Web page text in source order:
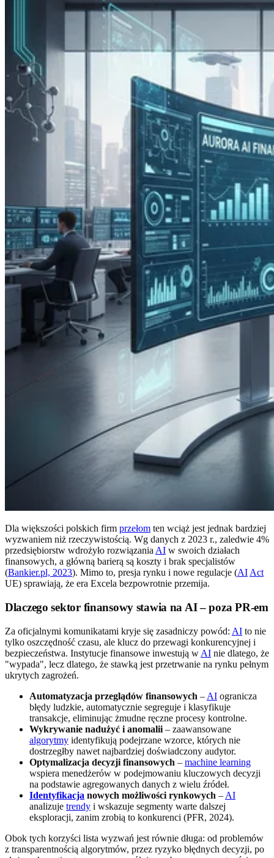
Dla większości polskich firm przełom ten wciąż jest jednak bardziej
wyzwaniem niż rzeczywistością. Wg danych z 2023 r., zaledwie 4%
przedsiębiorstw wdrożyło rozwiązania AI w swoich działach
finansowych, a główną barierą są koszty i brak specjalistów
(Bankier.pl, 2023). Mimo to, presja rynku i nowe regulacje (AI Act
UE) sprawiają, że era Excela bezpowrotnie przemija.
Dlaczego sektor finansowy stawia na AI – poza PR-em
Za oficjalnymi komunikatami kryje się zasadniczy powód: AI to nie
tylko oszczędność czasu, ale klucz do przewagi konkurencyjnej i
bezpieczeństwa. Instytucje finansowe inwestują w AI nie dlatego, że
"wypada", lecz dlatego, że stawką jest przetrwanie na rynku pełnym
ukrytych zagrożeń.
Automatyzacja przeglądów finansowych – AI ogranicza
błędy ludzkie, automatycznie segreguje i klasyfikuje
transakcje, eliminując żmudne ręczne procesy kontrolne.
Wykrywanie nadużyć i anomalii – zaawansowane
algorytmy identyfikują podejrzane wzorce, których nie
dostrzegłby nawet najbardziej doświadczony audytor.
Optymalizacja decyzji finansowych – machine learning
wspiera menedżerów w podejmowaniu kluczowych decyzji
na podstawie agregowanych danych z wielu źródeł.
Identyfikacja nowych możliwości rynkowych – AI
analizuje trendy i wskazuje segmenty warte dalszej
eksploracji, zanim zrobią to konkurenci (PFR, 2024).
Obok tych korzyści lista wyzwań jest równie długa: od problemów
z transparentnością algorytmów, przez ryzyko błędnych decyzji, po